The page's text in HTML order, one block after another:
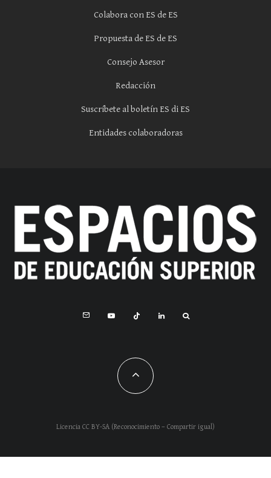
Colabora con ES de ES
Propuesta de ES de ES
Consejo Asesor
Redacción
Suscríbete al boletín ES di ES
Entidades colaboradoras
Licencia CC BY-SA (Reconocimiento – Compartir igual)